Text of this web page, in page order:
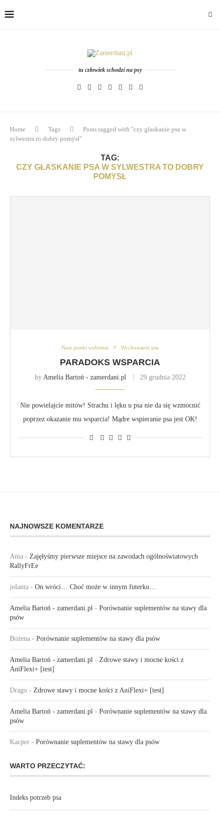
tu człowiek schodzi na psy
Home Tags
Posts tagged with "czy głaskanie psa w
sylwestra to dobry pomysł"
TAG:
CZY GŁASKANIE PSA W SYLWESTRA TO DOBRY
POMYSŁ
Nasz punkt widzenia Wychowanie psa
PARADOKS WSPARCIA
by Amelia Bartoń - zamerdani.pl 29 grudnia 2022
Nie powielajcie mitów! Strachu i lęku u psa nie da się wzmocnić
poprzez okazanie mu wsparcia! Mądre wspieranie psa jest OK!
NAJNOWSZE KOMENTARZE
Ania - Zajęłyśmy pierwsze miejsce na zawodach ogólnoświatowych
RallyFrEe
jolanta - On wróci… Choć może w innym futerku…
Amelia Bartoń - zamerdani.pl - Porównanie suplementów na stawy dla
psów
Bożena - Porównanie suplementów na stawy dla psów
Amelia Bartoń - zamerdani.pl - Zdrowe stawy i mocne kości z
AniFlexi+ [test]
Drago - Zdrowe stawy i mocne kości z AniFlexi+ [test]
Amelia Bartoń - zamerdani.pl - Porównanie suplementów na stawy dla
psów
Kacper - Porównanie suplementów na stawy dla psów
WARTO PRZECZYTAĆ:
Indeks potrzeb psa